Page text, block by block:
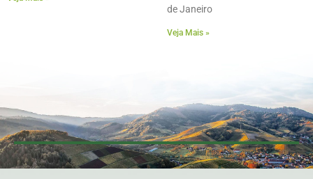
de Janeiro
Veja Mais »